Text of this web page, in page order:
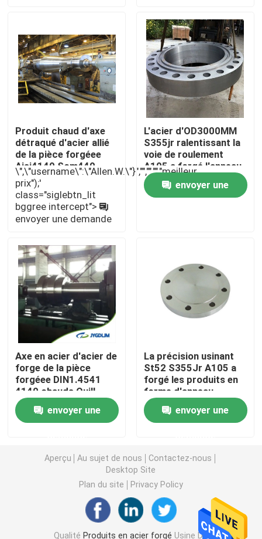
Visite d'usine
Contrôle de qualité
Nouvelles
Demandez une citation
Axes en acier forgés
Anneaux en acier forgés
Bloc en acier forgé
Douilles forgées
Blancs forgés de vitesse
Blancs en acier
Rod en acier lumineux
Produit chaud d'axe
détraqué d'acier allié
de la pièce forgéee
Aisi4140 Scm440
42crmo4
\",\"username\":\"Allen.W.\"}","","","","meilleur
prix");'
class="siglebtn_lit
bggree intercept">
envoyer une demande
L'acier d'OD3000MM
S355jr ralentissant la
voie de roulement
A105 a forgé l'anneau
en acier
envoyer une
Axe en acier d'acier de
forge de la pièce
forgéee DIN1.4541
4140 chauds Quill
Shaft A105
envoyer une
La précision usinant
St52 S355Jr A105 a
forgé les produits en
forme d'anneau
extérieurs de fraisage
en acierenvoyer une
Aperçu Au sujet de nous
Contactez-nous
Desktop Site
Plan du site
Privacy Policy
Qualité Produits en acier forgé Usine De